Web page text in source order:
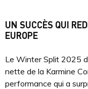
UN SUCCÈS QUI
EUROPE
Le Winter Split 2025
nette de la Karmine
performance qui a